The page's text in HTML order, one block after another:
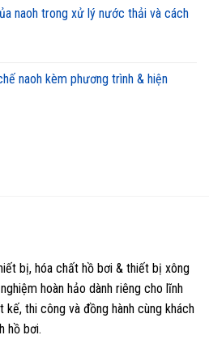
bị, hóa chất hồ bơi & thiết bị xông
hoàn hảo dành riêng cho lĩnh
thi công và đồng hành cùng khách
hồ bơi.